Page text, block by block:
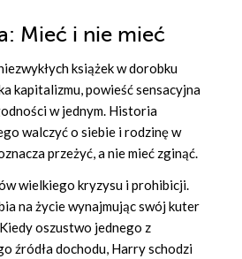
: Mieć i nie mieć
książek w dorobku
kapitalizmu, powieść sensacyjna
w jednym. Historia
walczyć o siebie i rodzinę w
przeżyć, a nie mieć zginąć.
wielkiego kryzysu i prohibicji.
na życie wynajmując swój kuter
oszustwo jednego z
źródła dochodu, Harry schodzi